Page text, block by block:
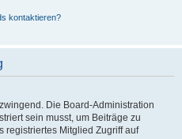
kontaktieren?
Die Board-Administration
sein musst, um Beiträge zu
registriertes Mitglied Zugriff auf